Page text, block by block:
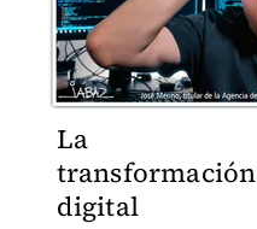
La
transformación
digital